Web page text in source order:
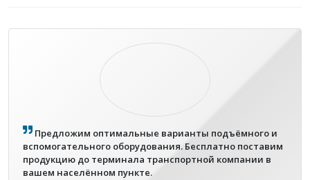
Предложим оптимальные варианты подъёмного и
вспомогательного оборудования. Бесплатно поставим
продукцию до терминала транспортной компании в
вашем населённом пункте.